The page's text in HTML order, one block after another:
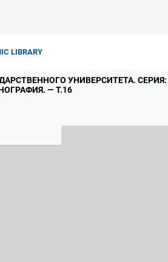
LIBRARY
УНИВЕРСИТЕТА.
— Т.16